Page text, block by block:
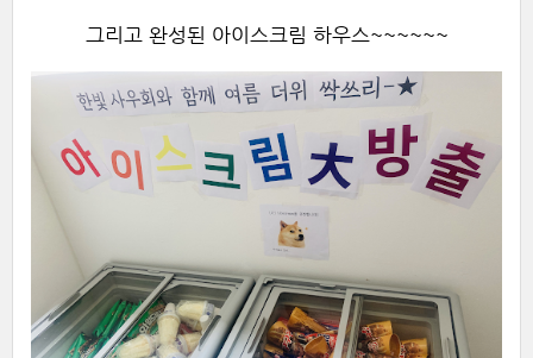
그리고 완성된 아이스크림 하우스~~~~~~